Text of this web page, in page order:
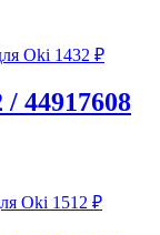
1432 ₽
44917608
1512 ₽